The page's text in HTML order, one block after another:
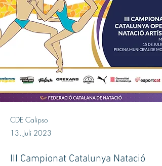
CDE Calipso
13. Juli 2023
III Campionat Catalunya Natació